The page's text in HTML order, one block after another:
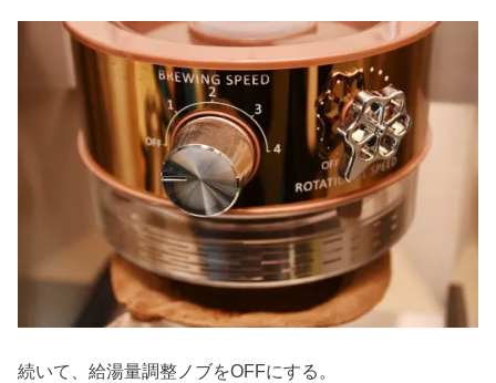
続いて、給湯量調整ノブをOFFにする。